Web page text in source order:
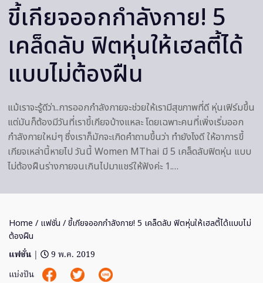
ขี้เกียจออกกำลังกาย! 5
เคล็ดลับ ฟิตหุ่นให้เฮลตี้ได้
แบบไม่ต้องฝืน
แม้เราจะรู้ดีว่า..การออกกำลังกายจะช่วยให้เรามีสุขภาพที่ดี หุ่นเฟิร์มขึ้น
แต่มันก็ต้องมีวันที่เราขี้เกียจบ้างแหละ โดยเฉพาะคนที่เพิ่งเริ่มออก
กำลังกายใหม่ๆ ซึ่งเราก็มักจะเกิดคำถามขึ้นว่า ทำยังไงดี ให้อาการขี้
เกียจเหล่านี้หายไป วันนี้ Women MThai มี 5 เคล็ดลับฟิตหุ่น แบบ
ไม่ต้องฝืนร่างกายจนเกินไปมาแชร์ให้ฟังค่ะ 1.…
Home / แฟชั่น / ขี้เกียจออกกำลังกาย! 5 เคล็ดลับ ฟิตหุ่นให้เฮลตี้ได้แบบไม่
ต้องฝืน
แฟชั่น |
9 พ.ค. 2019
แบ่งปัน